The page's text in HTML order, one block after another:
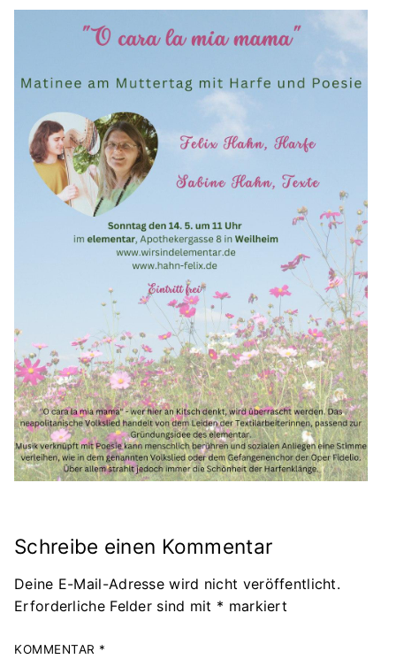
Schreibe einen Kommentar
Deine E-Mail-Adresse wird nicht veröffentlicht.
Erforderliche Felder sind mit * markiert
KOMMENTAR *